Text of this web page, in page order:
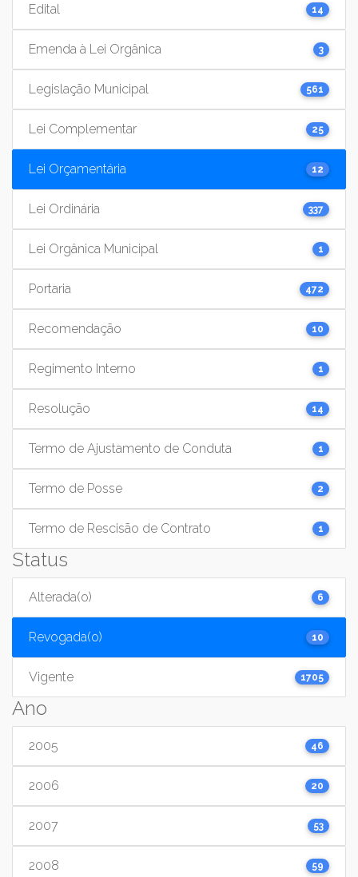
Edital 14
Emenda à Lei Orgânica 3
Legislação Municipal 561
Lei Complementar 25
Lei Orçamentária 12
Lei Ordinária 337
Lei Orgânica Municipal 1
Portaria 472
Recomendação 10
Regimento Interno 1
Resolução 14
Termo de Ajustamento de Conduta 1
Termo de Posse 2
Termo de Rescisão de Contrato 1
Status
Alterada(o) 6
Revogada(o) 10
Vigente 1705
Ano
2005 46
2006 20
2007 53
2008 59